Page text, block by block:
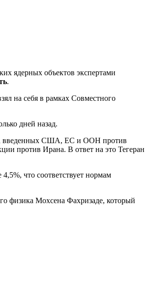
ядерных объектов экспертами
.
на себя в рамках Совместного
дней назад.
введенных США, ЕС и ООН против
против Ирана. В ответ на это Тегеран
что соответствует нормам
физика Мохсена Фахризаде, который